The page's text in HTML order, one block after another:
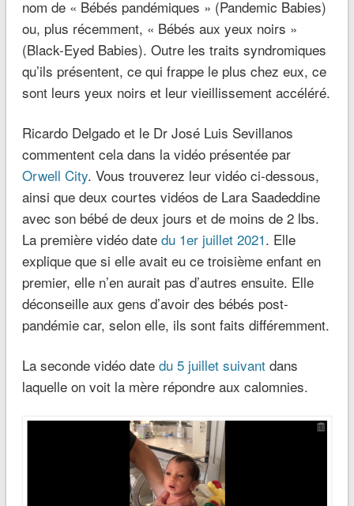
nom de « Bébés pandémiques » (Pandemic Babies)
ou, plus récemment, « Bébés aux yeux noirs »
(Black-Eyed Babies). Outre les traits syndromiques
qu’ils présentent, ce qui frappe le plus chez eux, ce
sont leurs yeux noirs et leur vieillissement accéléré.
Ricardo Delgado et le Dr José Luis Sevillanos
commentent cela dans la vidéo présentée par
Orwell City. Vous trouverez leur vidéo ci-dessous,
ainsi que deux courtes vidéos de Lara Saadeddine
avec son bébé de deux jours et de moins de 2 lbs.
La première vidéo date du 1er juillet 2021. Elle
explique que si elle avait eu ce troisième enfant en
premier, elle n’en aurait pas d’autres ensuite. Elle
déconseille aux gens d’avoir des bébés post-
pandémie car, selon elle, ils sont faits différemment.
La seconde vidéo date du 5 juillet suivantdans
laquelle on voit la mère répondre aux calomnies.